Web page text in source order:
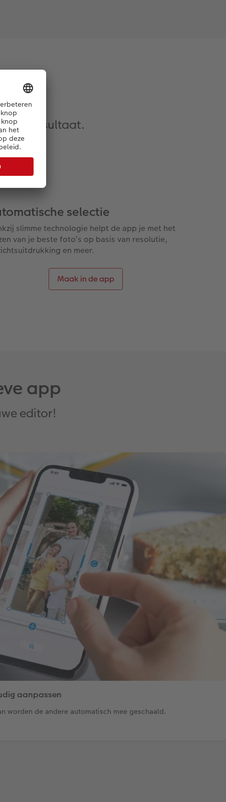
snel resultaat.
selectie
slimme technologie helpt de app je met het
van je beste foto’s op basis van resolutie,
en meer.
Maak in de app
app
editor!
aanpassen
worden de andere automatisch mee geschaald.